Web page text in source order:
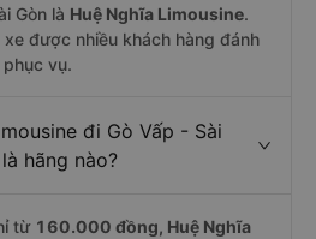
Gòn là Huệ Nghĩa Limousine.
được nhiều khách hàng đánh
vụ.
đi Gò Vấp - Sài
hãng nào?
từ 160.000 đồng, Huệ Nghĩa